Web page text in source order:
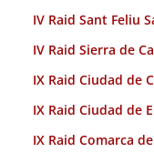
IV Raid Sant Feliu
IV Raid Sierra de
IX Raid Ciudad de
IX Raid Ciudad de
IX Raid Comarca